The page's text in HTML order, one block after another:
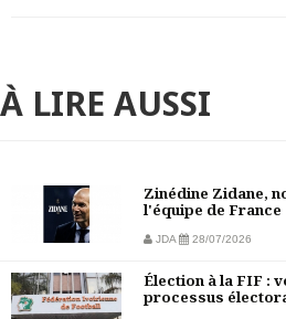
À LIRE AUSSI
Zinédine Zidane,
l'équipe de France
JDA 28/07/2026
Élection à la FIF :
processus